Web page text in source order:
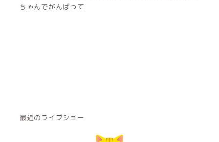
ちゃんでがんばって
最近のライブショー